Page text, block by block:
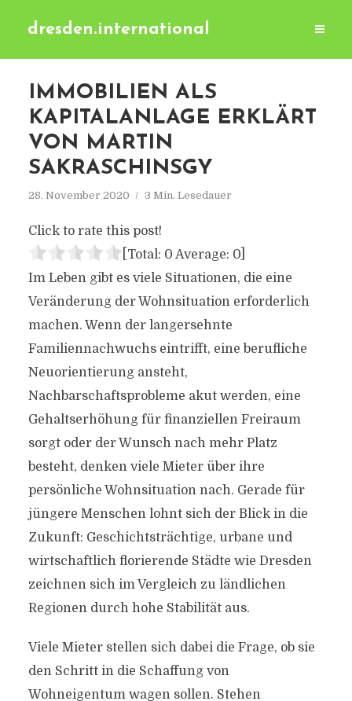
dresden.international
IMMOBILIEN ALS
KAPITALANLAGE ERKLÄRT
VON MARTIN
SAKRASCHINSGY
28. November 2020 3 Min. Lesedauer
Click to rate this post!
[Total: 0 Average: 0]
Im Leben gibt es viele Situationen, die eine
Veränderung der Wohnsituation erforderlich
machen. Wenn der langersehnte
Familiennachwuchs eintrifft, eine berufliche
Neuorientierung ansteht,
Nachbarschaftsprobleme akut werden, eine
Gehaltserhöhung für finanziellen Freiraum
sorgt oder der Wunsch nach mehr Platz
besteht, denken viele Mieter über ihre
persönliche Wohnsituation nach. Gerade für
jüngere Menschen lohnt sich der Blick in die
Zukunft: Geschichtsträchtige, urbane und
wirtschaftlich florierende Städte wie Dresden
zeichnen sich im Vergleich zu ländlichen
Regionen durch hohe Stabilität aus.
Viele Mieter stellen sich dabei die Frage, ob sie
den Schritt in die Schaffung von
Wohneigentum wagen sollen. Stehen